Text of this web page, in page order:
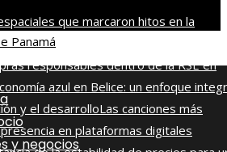
que marcaron hitos en la
La importancia de integrar
responsables dentro de la RSE en
azul en Belice: un enfoque
y el desarrolloLas canciones más
en plataformas digitales
y negocios